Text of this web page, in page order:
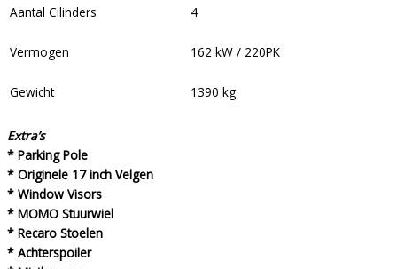
Aantal Cilinders 4
Vermogen 162 kW / 220PK
Gewicht 1390 kg
Extra’s
* Parking Pole
* Originele 17 inch Velgen
* Window Visors
* MOMO Stuurwiel
* Recaro Stoelen
* Achterspoiler